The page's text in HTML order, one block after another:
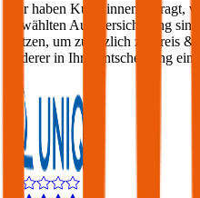
Wir haben Kund:innen befragt,
gewählten Autoversicherung
nutzen, um zusätzlich zu Preis
anderer in Ihre Entscheidung